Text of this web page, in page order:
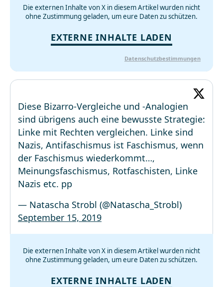
Die externen Inhalte von X in diesem Artikel wurden nicht
ohne Zustimmung geladen, um eure Daten zu schützen.
EXTERNE INHALTE LADEN
Datenschutzbestimmungen
Diese Bizarro-Vergleiche und -Analogien
sind übrigens auch eine bewusste Strategie:
Linke mit Rechten vergleichen. Linke sind
Nazis, Antifaschismus ist Faschismus, wenn
der Faschismus wiederkommt…,
Meinungsfaschismus, Rotfaschisten, Linke
Nazis etc. pp
— Natascha Strobl (@Natascha_Strobl)
September 15, 2019
Die externen Inhalte von X in diesem Artikel wurden nicht
ohne Zustimmung geladen, um eure Daten zu schützen.
EXTERNE INHALTE LADEN